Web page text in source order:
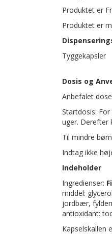
Produktet er
Produktet er
Tyggekapsler
Dosis og
Anbefalet
Startdosis:
uger. Derefter
Til mindre
Indtag ikke
Indeholder
Ingredienser:
middel:
jordbær,
antioxidant:
Kapselskallen